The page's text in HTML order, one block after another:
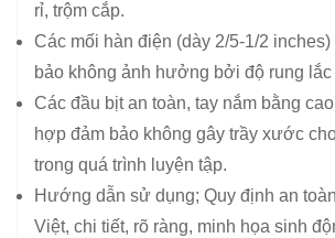
rỉ, trộm cắp.
Các mối hàn điện (dày 2/5-1/2
bảo không ảnh hưởng bởi độ rung
Các đầu bịt an toàn, tay nắm bằng
hợp đảm bảo không gây trầy xước
trong quá trình luyện tập.
Hướng dẫn sử dụng; Quy định an
Việt, chi tiết, rõ ràng, minh họa sinh